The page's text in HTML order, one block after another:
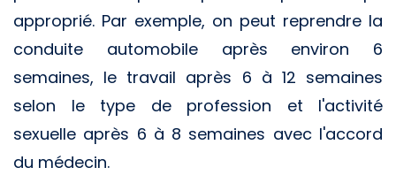
approprié. Par exemple, on peut reprendre la
conduite automobile après environ 6
semaines, le travail après 6 à 12 semaines
selon le type de profession et l'activité
sexuelle après 6 à 8 semaines avec l'accord
du médecin.